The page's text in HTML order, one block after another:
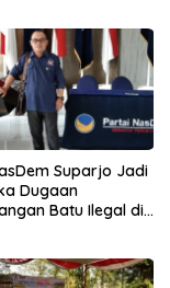
Suparjo Jadi
Dugaan
Batu Ilegal di